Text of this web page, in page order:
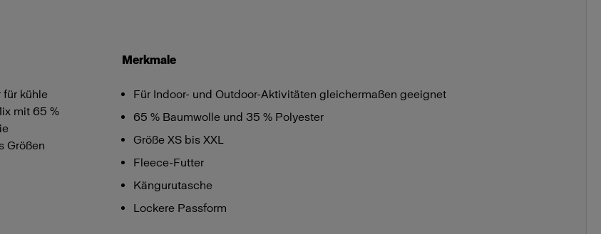
für kühle
mit 65 %
Größen
Merkmale
Für Indoor- und Outdoor-Aktivitäten gleichermaßen geeignet
65 % Baumwolle und 35 % Polyester
Größe XS bis XXL
Fleece-Futter
Kängurutasche
Lockere Passform